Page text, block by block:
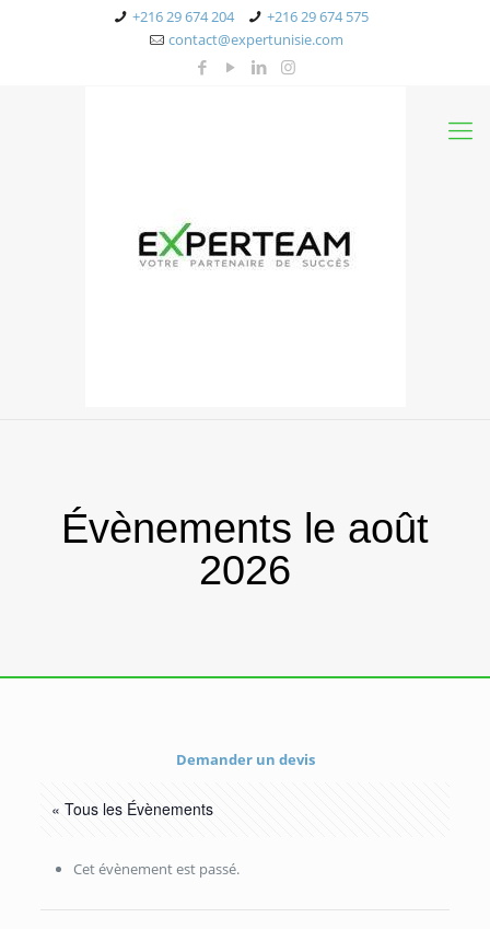
+216 29 674 204
+216 29 674 575
contact@expertunisie.com
Évènements le août
2026
Demander un devis
« Tous les Évènements
Cet évènement est passé.